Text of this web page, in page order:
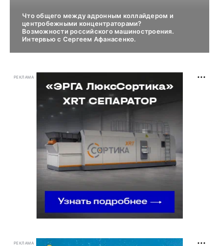
Что общего между адронным коллайдером и
центробежными концентраторами?
Возможности российского машиностроения.
Интервью с Сергеем Афанасенко.
РЕКЛАМА
РЕКЛАМА